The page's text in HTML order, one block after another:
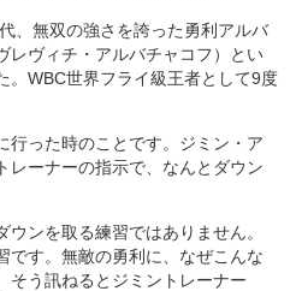
、無双の強さを誇った勇利アルバ
レヴィチ・アルバチャコフ）とい
。WBC世界フライ級王者として9度
った時のことです。ジミン・ア
レーナーの指示で、なんとダウン
ンを取る練習ではありません。
です。無敵の勇利に、なぜこんな
う訊ねるとジミントレーナー